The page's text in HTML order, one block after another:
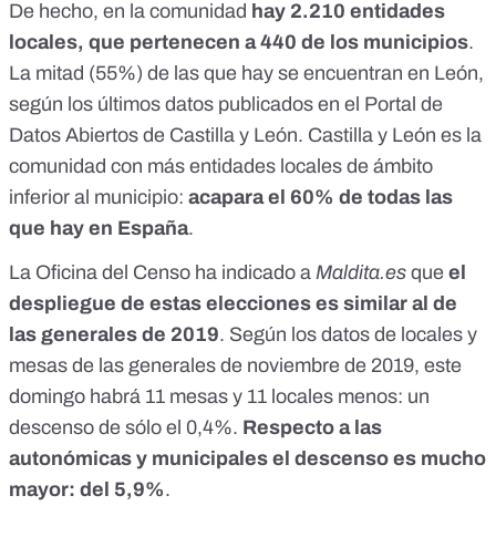
De hecho, en la comunidad hay 2.210 entidades
locales, que pertenecen a 440 de los municipios.
La mitad (55%) de las que hay se encuentran en León,
según los últimos datos publicados en el Portal de
Datos Abiertos de Castilla y León. Castilla y León es la
comunidad con más entidades locales de ámbito
inferior al municipio: acapara el 60% de todas las
que hay en España.
La Oficina del Censo ha indicado a Maldita.es que el
despliegue de estas elecciones es similar al de
las generales de 2019. Según los datos de locales y
mesas de las generales de noviembre de 2019, este
domingo habrá 11 mesas y 11 locales menos: un
descenso de sólo el 0,4%. Respecto a las
autonómicas y municipales el descenso es mucho
mayor: del 5,9%.